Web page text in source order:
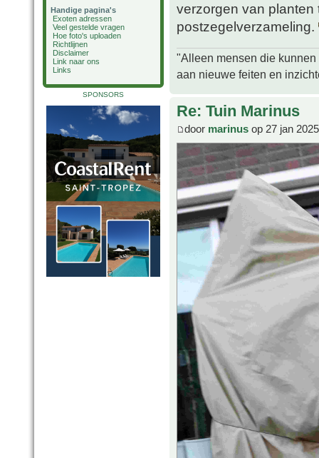
Handige pagina's
Exoten adressen
Veel gestelde vragen
Hoe foto's uploaden
Richtlijnen
Disclaimer
Link naar ons
Links
SPONSORS
verzorgen van
postzegelverzameling.
"Alleen mensen die
aan nieuwe feiten en
Re: Tuin Marinus
door marinus op 27 jan